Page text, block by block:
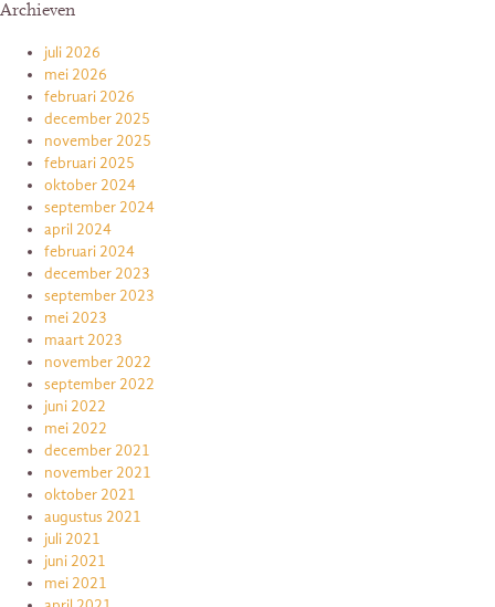
Archieven
juli 2026
mei 2026
februari 2026
december 2025
november 2025
februari 2025
oktober 2024
september 2024
april 2024
februari 2024
december 2023
september 2023
mei 2023
maart 2023
november 2022
september 2022
juni 2022
mei 2022
december 2021
november 2021
oktober 2021
augustus 2021
juli 2021
juni 2021
mei 2021